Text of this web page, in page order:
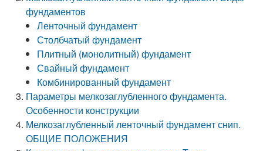
фундаментов
Ленточный фундамент
Столбчатый фундамент
Плитный (монолитный) фундамент
Свайный фундамент
Комбинированный фундамент
Параметры мелкозаглубленного фундамента.
Особенности конструкции
Мелкозаглубленный ленточный фундамент снип.
ОБЩИЕ ПОЛОЖЕНИЯ